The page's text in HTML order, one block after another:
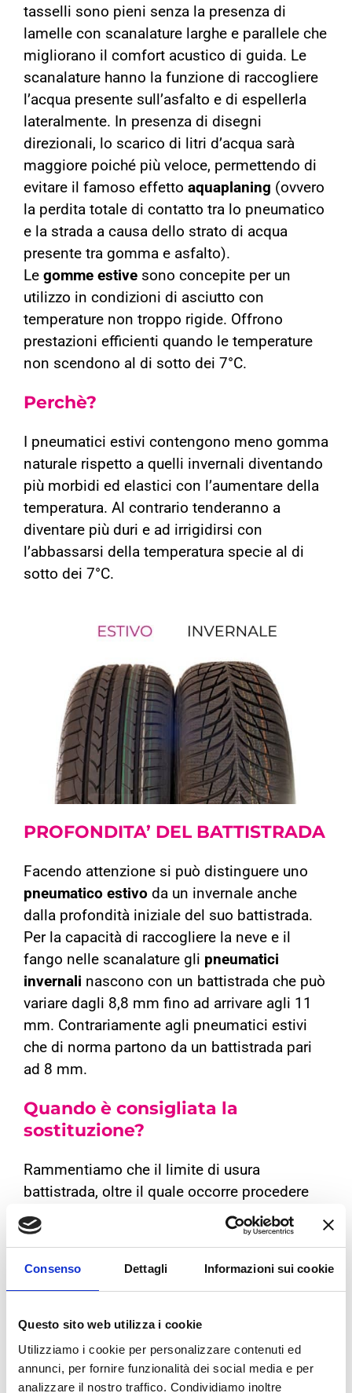
Consenso Dettagli Informazioni sui cookie
Questo sito web utilizza i cookie
Utilizziamo i cookie per personalizzare contenuti ed
annunci, per fornire funzionalità dei social media e per
analizzare il nostro traffico. Condividiamo inoltre
tasselli sono pieni senza la presenza di
lamelle con scanalature larghe e parallele che
migliorano il comfort acustico di guida. Le
scanalature hanno la funzione di raccogliere
l’acqua presente sull’asfalto e di espellerla
lateralmente. In presenza di disegni
direzionali, lo scarico di litri d’acqua sarà
maggiore poiché più veloce, permettendo di
evitare il famoso effetto aquaplaning (ovvero
la perdita totale di contatto tra lo pneumatico
e la strada a causa dello strato di acqua
presente tra gomma e asfalto).
Le gomme estive sono concepite per un
utilizzo in condizioni di asciutto con
temperature non troppo rigide. Offrono
prestazioni efficienti quando le temperature
non scendono al di sotto dei 7°C.
Perchè?
I pneumatici estivi contengono meno gomma
naturale rispetto a quelli invernali diventando
più morbidi ed elastici con l’aumentare della
temperatura. Al contrario tenderanno a
diventare più duri e ad irrigidirsi con
l’abbassarsi della temperatura specie al di
sotto dei 7°C.
PROFONDITA’ DEL BATTISTRADA
Facendo attenzione si può distinguere uno
pneumatico estivo da un invernale anche
dalla profondità iniziale del suo battistrada.
Per la capacità di raccogliere la neve e il
fango nelle scanalature gli pneumatici
invernali nascono con un battistrada che può
variare dagli 8,8 mm fino ad arrivare agli 11
mm. Contrariamente agli pneumatici estivi
che di norma partono da un battistrada pari
ad 8 mm.
Quando è consigliata la
sostituzione?
Rammentiamo che il limite di usura
battistrada, oltre il quale occorre procedere
alla sostituzione del pneumatico, è pari ad
1,6 mm sia per gli pneumatici estivi sia per
Non è consigliabile arrivare al limite minimo
propri pneumatici poiché una volta raggiunto
il livello minimo il pneumatico ha perso
qualsiasi caratteristica di sicurezza. Per cui si